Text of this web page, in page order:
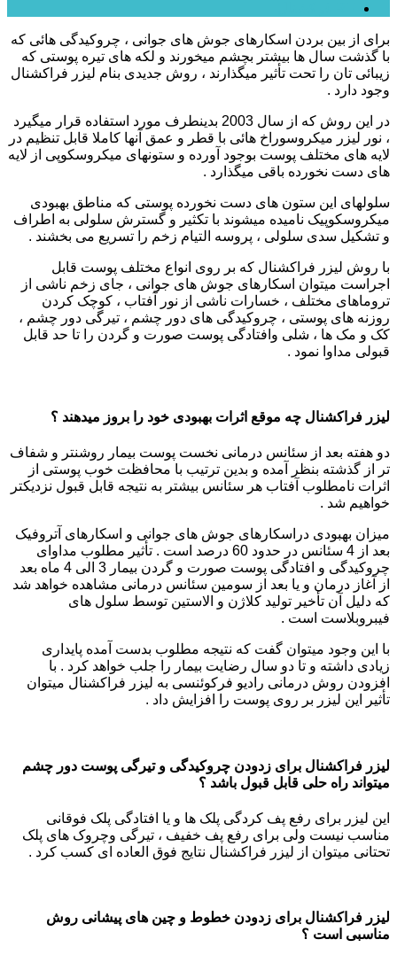
برای از بین بردن اسکارهای جوش های جوانی ، چروکیدگی هائی که
با گذشت سال ها بیشتر بچشم میخورند و لکه های تیره پوستی که
زیبائی تان را تحت تأثیر میگذارند ، روش جدیدی بنام لیزر فراکشنال
وجود دارد .
در این روش که از سال 2003 بدینطرف مورد استفاده قرار میگیرد
، نور لیزر میکروسوراخ هائی با قطر و عمق آنها کاملا قابل تنظیم در
لایه های مختلف پوست بوجود آورده و ستونهای میکروسکوپی از لایه
های دست نخورده باقی میگذارد .
سلولهای این ستون های دست نخورده پوستی که مناطق بهبودی
میکروسکوپیک نامیده میشوند با تکثیر و گسترش سلولی به اطراف
و تشکیل سدی سلولی ، پروسه التیام زخم را تسریع می بخشند .
با روش لیزر فراکشنال که بر روی انواع مختلف پوست قابل
اجراست میتوان اسکارهای جوش های جوانی ، جای زخم ناشی از
تروماهای مختلف ، خسارات ناشی از نور آفتاب ، کوچک کردن
روزنه های پوستی ، چروکیدگی های دور چشم ، تیرگی دور چشم ،
کک و مک ها ، شلی وافتادگی پوست صورت و گردن را تا حد قابل
قبولی مداوا نمود .
لیزر فراکشنال چه موقع اثرات بهبودی خود را بروز میدهند ؟
دو هفته بعد از سئانس درمانی نخست پوست بیمار روشنتر و شفاف
تر از گذشته بنظر آمده و بدین ترتیب با محافظت خوب پوستی از
اثرات نامطلوب آفتاب هر سئانس بیشتر به نتیجه قابل قبول نزدیکتر
خواهیم شد .
میزان بهبودی دراسکارهای جوش های جوانی و اسکارهای آتروفیک
بعد از 4 سئانس در حدود 60 درصد است . تأثیر مطلوب مداوای
چروکیدگی و افتادگی پوست صورت و گردن بیمار 3 الی 4 ماه بعد
از آغاز درمان و یا بعد از سومین سئانس درمانی مشاهده خواهد شد
که دلیل آن تأخیر تولید کلاژن و الاستین توسط سلول های
فیبروبلاست است .
با این وجود میتوان گفت که نتیجه مطلوب بدست آمده پایداری
زیادی داشته و تا دو سال رضایت بیمار را جلب خواهد کرد . با
افزودن روش درمانی رادیو فرکوئنسی به لیزر فراکشنال میتوان
تأثیر این لیزر بر روی پوست را افزایش داد .
لیزر فراکشنال برای زدودن چروکیدگی و تیرگی پوست دور چشم
میتواند راه حلی قابل قبول باشد ؟
این لیزر برای رفع پف کردگی پلک ها و یا افتادگی پلک فوقانی
مناسب نیست ولی برای رفع پف خفیف ، تیرگی وچروک های پلک
تحتانی میتوان از لیزر فراکشنال نتایج فوق العاده ای کسب کرد .
لیزر فراکشنال برای زدودن خطوط و چین های پیشانی روش
مناسبی است ؟